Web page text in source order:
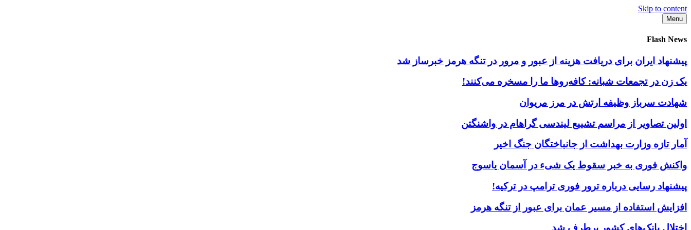
Skip to content
Menu
Flash News
پیشنهاد ایران برای دریافت هزینه از عبور و مرور در تنگه هرمز خبرساز شد
یک زن در تجمعات شبانه: کافه‌روها ما را مسخره می‌کنند!
شهادت سرباز وظیفه ارتش در مرز مریوان
اولین تصاویر از مراسم تشییع لیندسی گراهام در واشنگتن
آمار تازه وزارت بهداشت از جانباختگان جنگ اخیر
واکنش فوری به خبر سقوط یک شیء در آسمان یاسوج
پیشنهاد رسایی درباره ترور فوری ترامپ در ترکیه!
افزایش استفاده از مسیر عمان برای عبور از تنگه هرمز
اختلال بانک‌های کشور برطرف شد